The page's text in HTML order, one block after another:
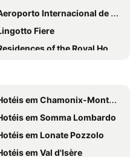
Western Plus Hotel Genova
Astoria
Torino Porta Susa
Quality Hotel Politecnico
Majestic
Astoria
Giulio Cesare
Internacional de Turim
Fiere
of the Royal House of Savoy
Film Festival
e parco di Venaria reale
Domenico
em Chamonix-Mont-Blanc
em Somma Lombardo
em Lonate Pozzolo
em Val d'Isère